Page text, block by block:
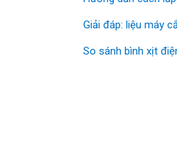
Giải đáp: liệu máy
So sánh bình xịt